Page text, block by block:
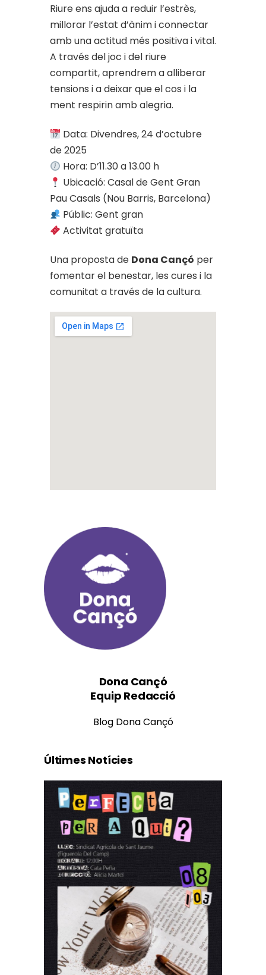
Riure ens ajuda a reduir l’estrès,
millorar l’estat d’ànim i connectar
amb una actitud més positiva i vital.
A través del joc i del riure
compartit, aprendrem a alliberar
tensions i a deixar que el cos i la
ment respirin amb alegria.
Data: Divendres, 24 d’octubre
de 2025
Hora: D’11.30 a 13.00 h
Ubicació: Casal de Gent Gran
Pau Casals (Nou Barris, Barcelona)
Públic: Gent gran
Activitat gratuïta
Una proposta de Dona Cançó per
fomentar el benestar, les cures i la
comunitat a través de la cultura.
Dona Cançó
Equip Redacció
Blog Dona Cançó
Últimes Notícies